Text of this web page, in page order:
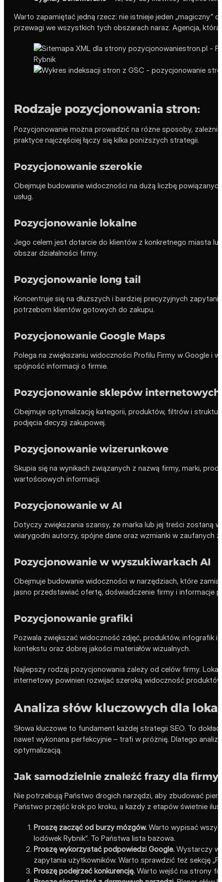
Warto zapamiętać jedną rzecz: nie istnieje jeden
przewagi we wszystkich tych obszarach naraz. Agencja,
Rodzaje pozycjonowania stron:
Pozycjonowanie można prowadzić na różne sposoby,
praktyce najczęściej łączy się kilka poniższych strategii.
Pozycjonowanie szerokie
Obejmuje budowanie widoczności na dużą liczbę
usług.
Pozycjonowanie lokalne
Jego celem jest dotarcie do klientów z konkretnego miasta
obszar działalności firmy.
Pozycjonowanie long tail
Koncentruje się na dłuższych i bardziej precyzyjnych
potrzebom klientów gotowych do zakupu.
Pozycjonowanie Google Maps
Polega na zwiększaniu widoczności Profilu Firmy w Google i
spójność informacji o firmie.
Pozycjonowanie sklepów internetowych
Obejmuje optymalizację kategorii, produktów, filtrów i
podjęcia decyzji zakupowej.
Pozycjonowanie wizerunkowe
Skupia się na wynikach związanych z nazwą firmy, marki,
wartościowych informacji.
Pozycjonowanie w AI
Dotyczy zwiększania szansy, że marka lub jej treści zostaną
wiarygodni autorzy, spójne dane oraz wzmianki w zaufanych
Pozycjonowanie w wyszukiwarkach AI
Obejmuje budowanie widoczności w narzędziach, które
jasno przedstawiać ofertę, doświadczenie firmy i informacje
Pozycjonowanie grafiki
Pozwala zwiększać widoczność zdjęć, produktów, infografik i
kontekstu oraz dobrej jakości materiałów wizualnych.
Najlepszy rodzaj pozycjonowania zależy od celów firmy.
internetowy powinien rozwijać szeroką widoczność
Analiza słów kluczowych dla
Słowa kluczowe to fundament każdej strategii SEO. To
nawet wykonana perfekcyjnie – trafi w próżnię. Dlatego
optymalizacją.
Jak samodzielnie znaleźć frazy dla
Nie potrzebują Państwo drogich narzędzi, aby zbudować
Państwo przejść krok po kroku, a każdy z etapów świetnie
Proszę zacząć od burzy mózgów. Warto wypisać
lodówek Rybnik”. To Państwa lista bazowa.
Proszę wykorzystać podpowiedzi Google. Wystarczy
zapytania użytkowników. Warto sprawdzić też sekcję
Proszę podejrzeć konkurencję. Warto wejść na strony